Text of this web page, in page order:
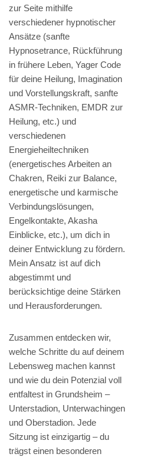
zur Seite mithilfe
verschiedener hypnotischer
Ansätze (sanfte
Hypnosetrance, Rückführung
in frühere Leben, Yager Code
für deine Heilung, Imagination
und Vorstellungskraft, sanfte
ASMR-Techniken, EMDR zur
Heilung, etc.) und
verschiedenen
Energieheiltechniken
(energetisches Arbeiten an
Chakren, Reiki zur Balance,
energetische und karmische
Verbindungslösungen,
Engelkontakte, Akasha
Einblicke, etc.), um dich in
deiner Entwicklung zu fördern.
Mein Ansatz ist auf dich
abgestimmt und
berücksichtige deine Stärken
und Herausforderungen.
Zusammen entdecken wir,
welche Schritte du auf deinem
Lebensweg machen kannst
und wie du dein Potenzial voll
entfaltest in Grundsheim –
Unterstadion, Unterwachingen
und Oberstadion. Jede
Sitzung ist einzigartig – du
trägst einen besonderen